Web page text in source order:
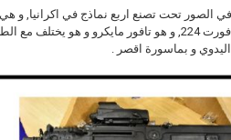
و بماسورة اقصر .